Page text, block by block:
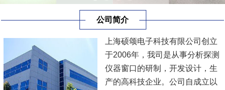
公司简介
上海硕颂电子科技有限公司创立
于2006年，我司是从事分析探测
仪器窗口的研制，开发设计，生
产的高科技企业。公司自成立以